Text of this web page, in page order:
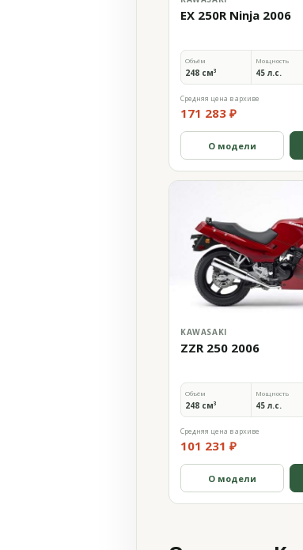
EX 250R Ninja 2006
Объём
248 см³
Мощность
45 л.с.
Средняя цена в архиве
171 283 ₽
О модели
KAWASAKI
ZZR 250 2006
Объём
248 см³
Мощность
45 л.с.
Средняя цена в архиве
101 231 ₽
О модели